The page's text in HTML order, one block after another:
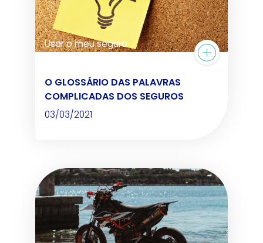
Usar o meu seguro
O GLOSSÁRIO DAS PALAVRAS
COMPLICADAS DOS SEGUROS
03/03/2021